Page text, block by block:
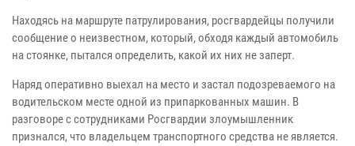
Находясь на маршруте патрулирования, росгвардейцы получили
сообщение о неизвестном, который, обходя каждый автомобиль
на стоянке, пытался определить, какой их них не заперт.
Наряд оперативно выехал на место и застал подозреваемого на
водительском месте одной из припаркованных машин. В
разговоре с сотрудниками Росгвардии злоумышленник
признался, что владельцем транспортного средства не является.